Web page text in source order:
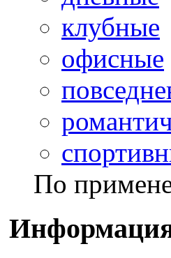
клубные
офисные
По